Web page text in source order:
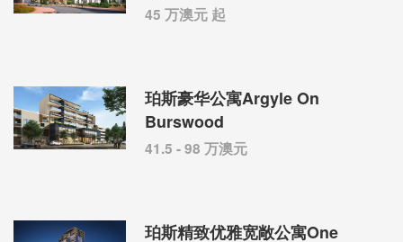
45 万澳元 起
珀斯豪华公寓Argyle On
Burswood
41.5 - 98 万澳元
珀斯精致优雅宽敞公寓One